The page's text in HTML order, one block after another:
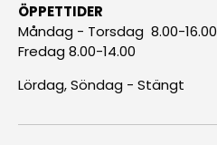
ÖPPETTIDER
Måndag - Torsdag 8.00-16.00
Fredag 8.00-14.00
Lördag, Söndag - Stängt